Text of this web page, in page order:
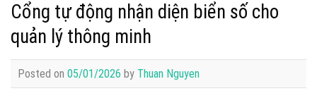
Cổng tự động nhận diện biển số cho
quản lý thông minh
Posted on 05/01/2026 by Thuan Nguyen